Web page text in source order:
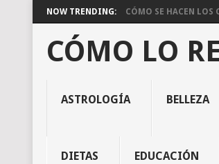
NOW TRENDING: CÓMO SE HACEN LOS
CÓMO LO
ASTROLOGÍA BELLEZA
DIETAS EDUCACIÓN